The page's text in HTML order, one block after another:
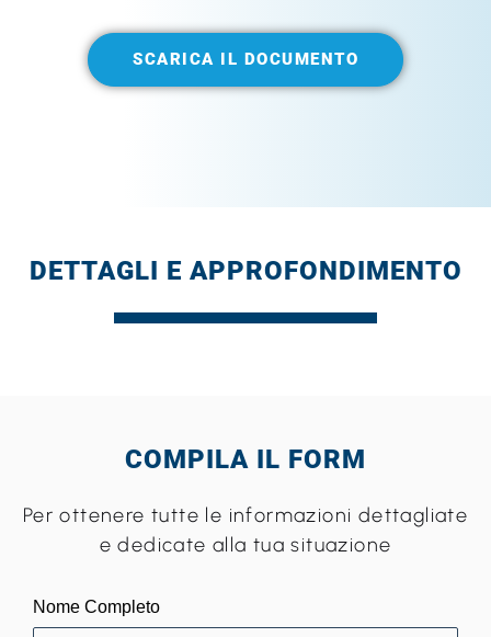
SCARICA IL DOCUMENTO
DETTAGLI E APPROFONDIMENTO
DALLA POLIZZA ASSICURATIVA
COMPILA IL FORM
Per ottenere tutte le informazioni dettagliate
e dedicate alla tua situazione
Nome Completo